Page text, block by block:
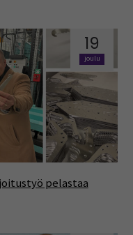
19
joulu
pelastaa